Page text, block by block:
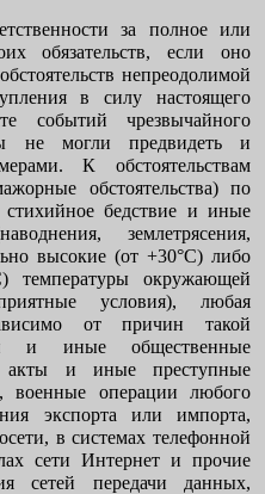
за полное или
обязательств, если оно
непреодолимой
в силу настоящего
событий чрезвычайного
не могли предвидеть и
К обстоятельствам
обстоятельства) по
бедствие и иные
землетрясения,
высокие (от +30°С) либо
температуры окружающей
условия), любая
от причин такой
и иные общественные
акты и иные преступные
военные операции любого
экспорта или импорта,
в системах телефонной
сети Интернет и прочие
сетей передачи данных,